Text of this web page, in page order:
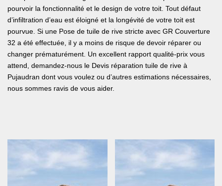
pourvoir la fonctionnalité et le design de votre toit. Tout défaut
d’infiltration d’eau est éloigné et la longévité de votre toit est
pourvue. Si une Pose de tuile de rive stricte avec GR Couverture
32 a été effectuée, il y a moins de risque de devoir réparer ou
changer prématurément. Un excellent rapport qualité-prix vous
attend, demandez-nous le Devis réparation tuile de rive à
Pujaudran dont vous voulez ou d’autres estimations nécessaires,
nous sommes ravis de vous aider.